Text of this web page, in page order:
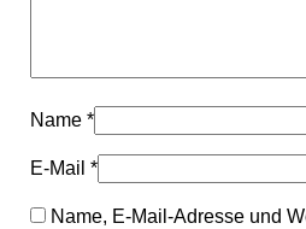
Name *
E-Mail *
Name, E-Mail-Adresse und